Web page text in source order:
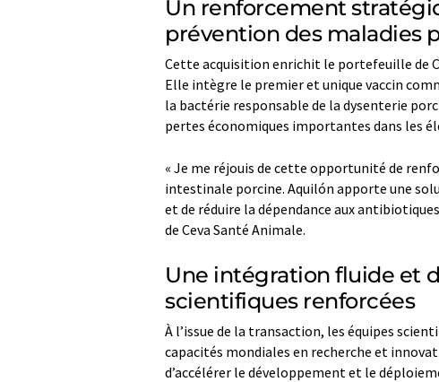
Un renforcement
prévention des maladies
Cette acquisition enrichit le portefeuille de
Elle intègre le premier et unique vaccin
la bactérie responsable de la dysenterie
pertes économiques importantes dans les
« Je me réjouis de cette opportunité de
intestinale porcine. Aquilón apporte une
et de réduire la dépendance aux
de Ceva Santé Animale.
Une intégration fluide et
scientifiques renforcées
À l’issue de la transaction, les équipes
capacités mondiales en recherche et
d’accélérer le développement et le